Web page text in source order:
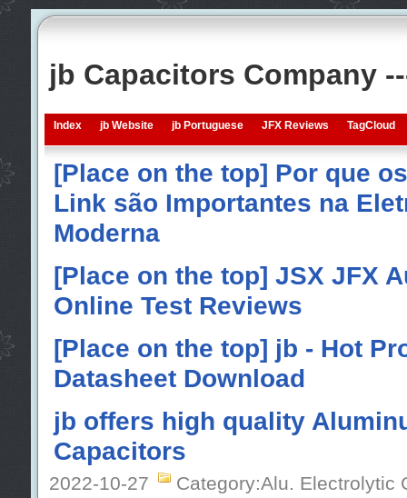
jb Capacitors Company
Index jb Website jb Portuguese JFX Reviews TagCloud
[Place on the top] Por que
Link são Importantes na
Moderna
[Place on the top] JSX JFX
Online Test Reviews
[Place on the top] jb - Hot
Datasheet Download
jb offers high quality
Capacitors
2022-10-27 Category:Alu. Electrolytic